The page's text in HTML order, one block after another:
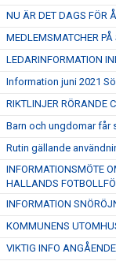
NU ÄR DET DAGS FÖR
MEDLEMSMATCHER
LEDARINFORMATION
Information juni 2021
RIKTLINJER RÖRANDE
Barn och ungdomar får
Rutin gällande
INFORMATIONSMÖTE
HALLANDS
INFORMATION
KOMMUNENS
VIKTIG INFO